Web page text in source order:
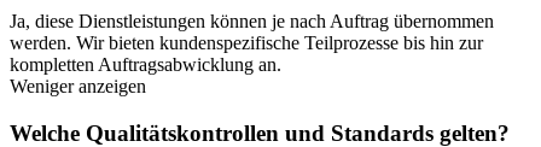
Ja, diese Dienstleistungen können je nach Auftrag übernommen
werden. Wir bieten kundenspezifische Teilprozesse bis hin zur
kompletten Auftragsabwicklung an.
Weniger anzeigen
Welche Qualitätskontrollen und Standards gelten?